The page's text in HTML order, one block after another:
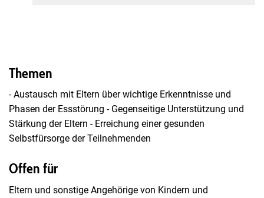
Themen
- Austausch mit Eltern über wichtige Erkenntnisse und
Phasen der Essstörung - Gegenseitige Unterstützung und
Stärkung der Eltern - Erreichung einer gesunden
Selbstfürsorge der Teilnehmenden
Offen für
Eltern und sonstige Angehörige von Kindern und